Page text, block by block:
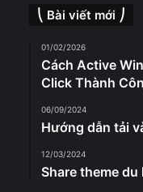
⎝ Bài viết mới ⎠
01/02/2026
Cách Active
Click Thành
06/09/2024
Hướng dẫn tải
12/03/2024
Share theme